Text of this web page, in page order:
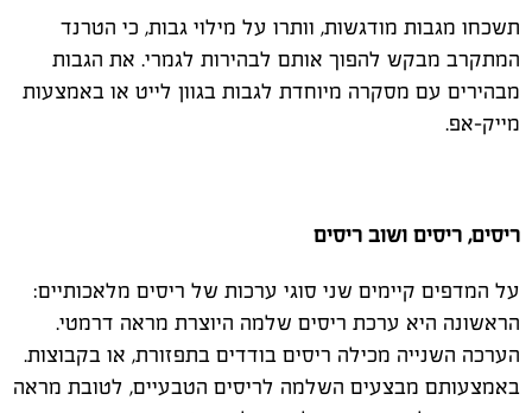
תשכחו מגבות מודגשות, וותרו על מילוי גבות, כי הטרנד
המתקרב מבקש להפוך אותם לבהירות לגמרי. את הגבות
מבהירים עם מסקרה מיוחדת לגבות בגוון לייט או באמצעות
מייק-אפ.
ריסים, ריסים ושוב ריסים
על המדפים קיימים שני סוגי ערכות של ריסים מלאכותיים:
הראשונה היא ערכת ריסים שלמה היוצרת מראה דרמטי.
הערכה השנייה מכילה ריסים בודדים בתפזורת, או בקבוצות.
באמצעותם מבצעים השלמה לריסים הטבעיים, לטובת מראה